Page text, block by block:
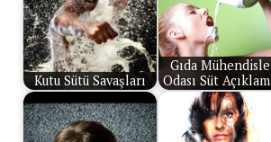
Kutu Sütü Savaşları
Gıda
Odası Süt